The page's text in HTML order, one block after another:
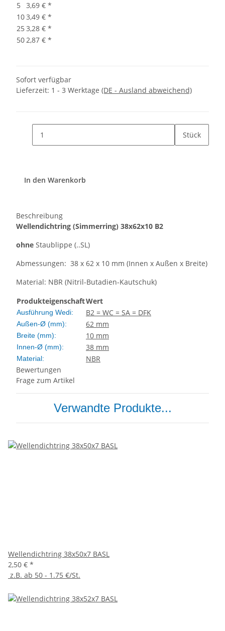
5
3,69 € *
103,49 € *
25 3,28 € *
502,87 € *
Sofort verfügbar
Lieferzeit: 1 - 3 Werktage (DE - Ausland abweichend)
Stück
In den Warenkorb
Beschreibung
Wellendichtring (Simmerring) 38x62x10 B2
ohne Staublippe (..SL)
Abmessungen: 38 x 62 x 10 mm (Innen x Außen x Breite)
Material: NBR (Nitril-Butadien-Kautschuk)
ProdukteigenschaftWert
Ausführung Wedi: B2 = WC = SA = DFK
Außen-Ø (mm): 62 mm
Breite (mm): 10 mm
Innen-Ø (mm): 38 mm
Material:
NBR
Bewertungen
Frage zum Artikel
Verwandte Produkte...
Wellendichtring 38x50x7 BASL
2,50 € *
z.B. ab 50 - 1.75 €/St.